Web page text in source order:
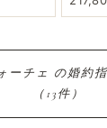
ーチェ の​婚約
（13件）